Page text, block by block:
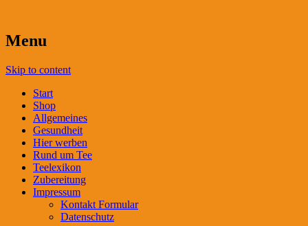
Menu
Skip to content
Start
Shop
Allgemeines
Gesundheit
Hier werben
Rund um Tee
Teelexikon
Zubereitung
Impressum
Kontakt Formular
Datenschutz